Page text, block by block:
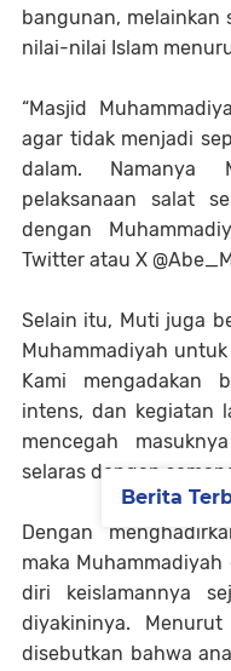
bangunan,
nilai-nilai Islam
“Masjid
agar tidak menjadi
dalam. Namanya
pelaksanaan salat
dengan
Twitter atau X
Selain itu, Muti juga
Muhammadiyah
Kami mengadakan
intens, dan kegiatan
mencegah
selaras dengan
Dengan
maka
diri keislamannya
diyakininya.
disebutkan bahwa
Berita